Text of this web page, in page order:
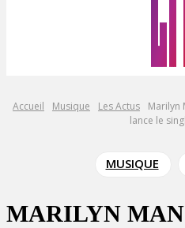
Accueil Musique Les Actus
Marilyn
lance le
MUSIQUE
MARILYN